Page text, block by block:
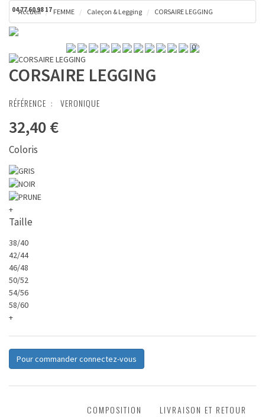
04 77 60 98 17
0
Accueil FEMME Caleçon & Legging CORSAIRE LEGGING
CORSAIRE LEGGING
RÉFÉRENCE : VERONIQUE
32,40 €
Coloris
+
Taille
38/40
42/44
46/48
50/52
54/56
58/60
+
Pour commander connectez-vous
COMPOSITION
LIVRAISON ET RETOUR